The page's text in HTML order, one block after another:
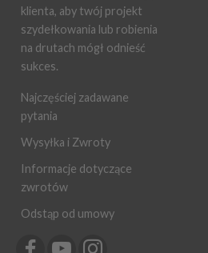
klienta, aby twój projekt
szydełkowania lub robienia
na drutach mógł odnieść
sukces.
Najczęściej zadawane
pytania
Wysyłka i Zwroty
Informacje dotyczące
zwrotów
Odstąp od umowy